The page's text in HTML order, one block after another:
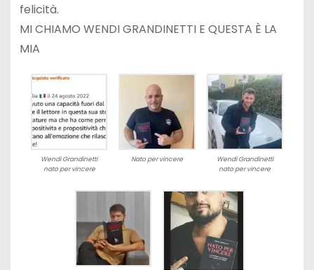
felicità.
MI CHIAMO WENDI GRANDINETTI E QUESTA È LA
MIA
Wendi Grandinetti
nato per vincere
Nato per vincere
Wendi Grandinetti
nato per vincere